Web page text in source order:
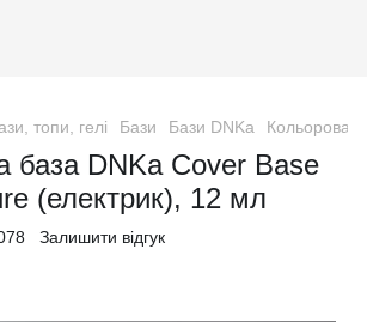
топи, гелі Бази Бази DNKa Кольорова
база DNKa Cover Base
(електрик), 12 мл
Залишити відгук